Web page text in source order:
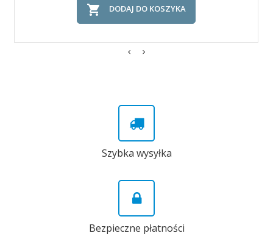
 DODAJ DO KOSZYKA
Szybka wysyłka
Bezpieczne płatności